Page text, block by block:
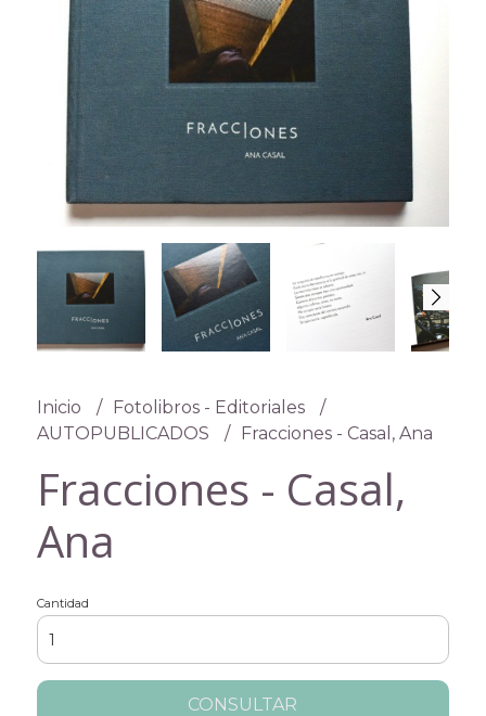
Inicio
Fotolibros - Editoriales
AUTOPUBLICADOS
Fracciones - Casal, Ana
Fracciones - Casal,
Ana
Cantidad
CONSULTAR